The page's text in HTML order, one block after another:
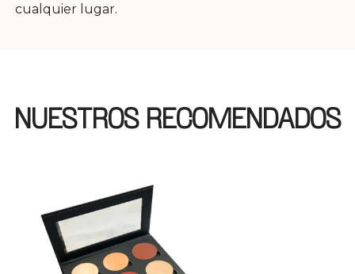
cualquier lugar.
NUESTROS RECOMENDADOS